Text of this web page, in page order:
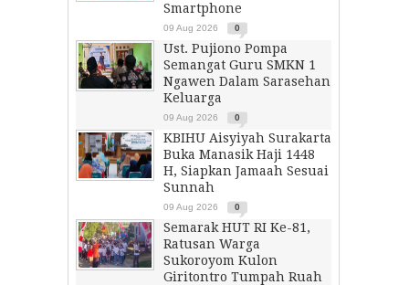
Smartphone
09 Aug 2026 0
Ust. Pujiono Pompa
Semangat Guru SMKN 1
Ngawen Dalam Sarasehan
Keluarga
09 Aug 2026 0
KBIHU Aisyiyah Surakarta
Buka Manasik Haji 1448
H, Siapkan Jamaah Sesuai
Sunnah
09 Aug 2026 0
Semarak HUT RI Ke-81,
Ratusan Warga
Sukoroyom Kulon
Giritontro Tumpah Ruah